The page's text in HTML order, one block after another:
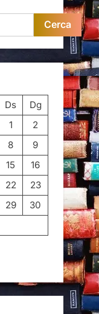
Cerca
Ds
Dg
1
2
8
9
15
16
22
23
29
30